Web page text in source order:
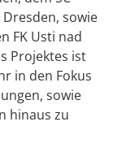
sowie
FK Usti nad
Projektes ist
in den Fokus
sowie
hinaus zu